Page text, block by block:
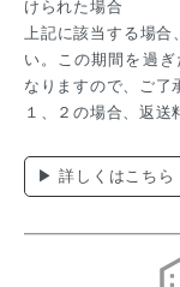
けられた場合
上記に該当する場合
い。この期間を過
なりますので、ご了
１、２の場合、返送
▶ 詳しくはこちら